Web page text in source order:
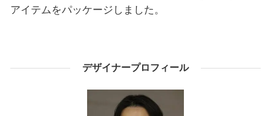
アイテムをパッケージしました。
デザイナープロフィール